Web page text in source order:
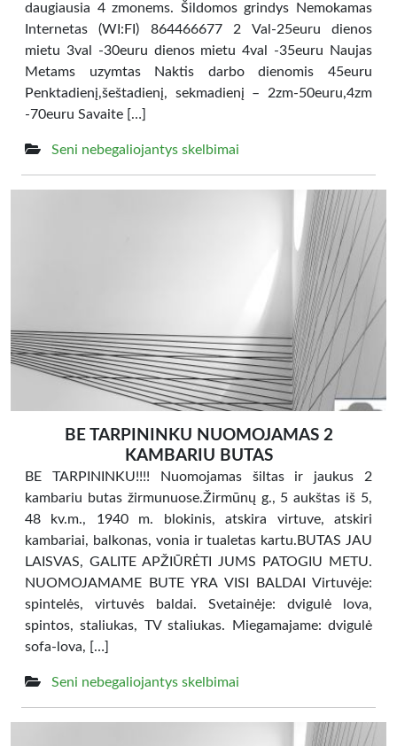
daugiausia 4 zmonems. Šildomos grindys Nemokamas
Internetas (WI:FI) 864466677 2 Val-25euru dienos
mietu 3val -30euru dienos mietu 4val -35euru Naujas
Metams uzymtas Naktis darbo dienomis 45euru
Penktadienį,šeštadienį, sekmadienį – 2zm-50euru,4zm
-70euru Savaite […]
Seni nebegaliojantys skelbimai
BE TARPININKU NUOMOJAMAS 2
KAMBARIU BUTAS
BE TARPININKU!!!! Nuomojamas šiltas ir jaukus 2
kambariu butas žirmunuose.Žirmūnų g., 5 aukštas iš 5,
48 kv.m., 1940 m. blokinis, atskira virtuve, atskiri
kambariai, balkonas, vonia ir tualetas kartu.BUTAS JAU
LAISVAS, GALITE APŽIŪRĖTI JUMS PATOGIU METU.
NUOMOJAMAME BUTE YRA VISI BALDAI Virtuvėje:
spintelės, virtuvės baldai. Svetainėje: dvigulė lova,
spintos, staliukas, TV staliukas. Miegamajame: dvigulė
sofa-lova, […]
Seni nebegaliojantys skelbimai